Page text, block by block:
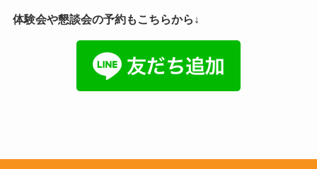
体験会や懇談会の予約もこちらから↓